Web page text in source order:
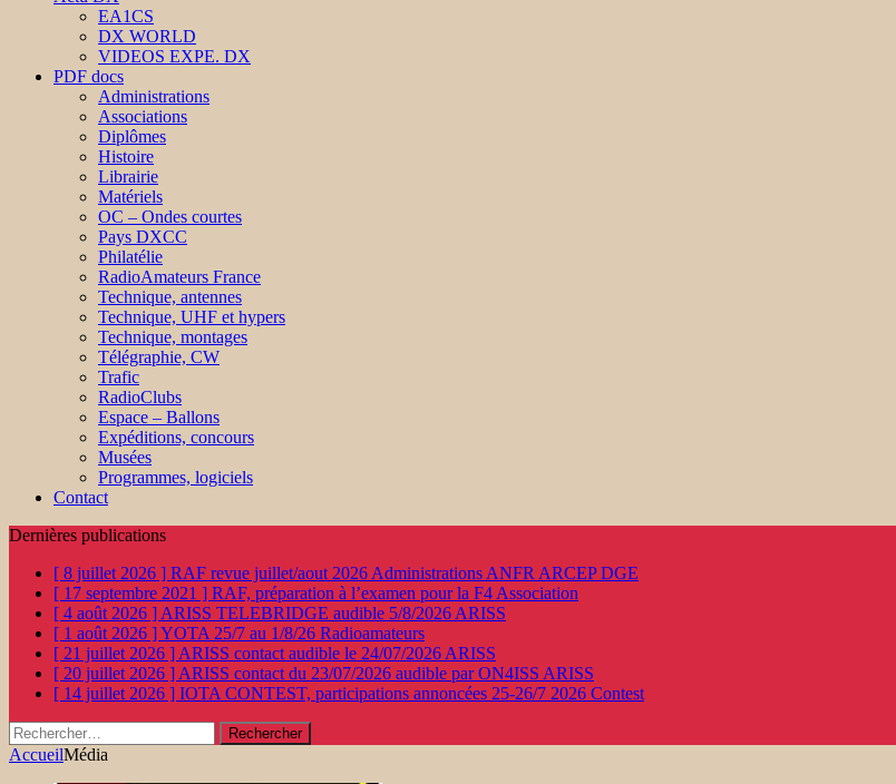
EA1CS
DX WORLD
VIDEOS EXPE. DX
PDF docs
Administrations
Associations
Diplômes
Histoire
Librairie
Matériels
OC – Ondes courtes
Pays DXCC
Philatélie
RadioAmateurs France
Technique, antennes
Technique, UHF et hypers
Technique, montages
Télégraphie, CW
Trafic
RadioClubs
Espace – Ballons
Expéditions, concours
Musées
Programmes, logiciels
Contact
Dernières publications
[ 8 juillet 2026 ] RAF revue juillet/aout 2026 Administrations ANFR ARCEP DGE
[ 17 septembre 2021 ] RAF, préparation à l’examen pour la F4 Association
[ 4 août 2026 ] ARISS TELEBRIDGE audible 5/8/2026 ARISS
[ 1 août 2026 ]YOTA 25/7 au 1/8/26 Radioamateurs
[ 21 juillet 2026 ] ARISS contact audible le 24/07/2026 ARISS
[ 20 juillet 2026 ] ARISS contact du 23/07/2026 audible par ON4ISS ARISS
[ 14 juillet 2026 ] IOTA CONTEST, participations annoncées 25-26/7 2026 Contest
Rechercher :
AccueilMédia